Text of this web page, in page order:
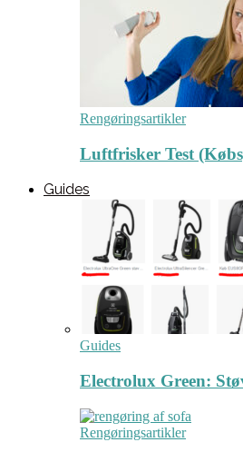
Rengøringsartikler
Luftfrisker Test
Guides
Guides
Electrolux Green:
Rengøringsartikler